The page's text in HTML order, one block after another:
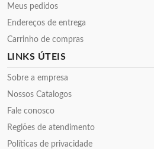
Meus pedidos
Endereços de entrega
Carrinho de compras
LINKS ÚTEIS
Sobre a empresa
Nossos Catalogos
Fale conosco
Regiões de atendimento
Políticas de privacidade